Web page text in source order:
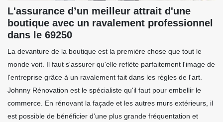
L'assurance d’un meilleur attrait d'une
boutique avec un ravalement professionnel
dans le 69250
La devanture de la boutique est la première chose que tout le
monde voit. Il faut s'assurer qu'elle reflète parfaitement l'image de
l'entreprise grâce à un ravalement fait dans les règles de l'art.
Johnny Rénovation est le spécialiste qu'il faut pour embellir le
commerce. En rénovant la façade et les autres murs extérieurs, il
est possible de bénéficier d'une plus grande fréquentation et